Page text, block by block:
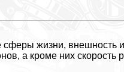
жизни, внешность
а кроме них скорость